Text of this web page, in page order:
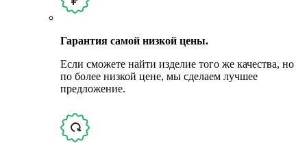
Гарантия самой низкой цены.
Если сможете найти изделие того же качества, но
по более низкой цене, мы сделаем лучшее
предложение.